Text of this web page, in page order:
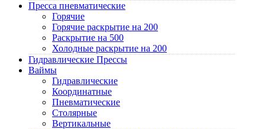
Пресса пневматические
Горячие
Горячие раскрытие на 200
Раскрытие на 500
Холодные раскрытие на 200
Гидравлические Прессы
Ваймы
Гидравлические
Координатные
Пневматические
Столярные
Вертикальные